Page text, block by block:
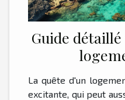
Guide
La quête d'un
excitante, qui peut